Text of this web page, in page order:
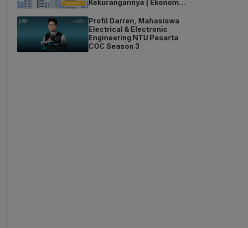
Kekurangannya | Ekonomi
Profil Darren, Mahasiswa
Electrical & Electronic
Engineering NTU Peserta
COC Season 3